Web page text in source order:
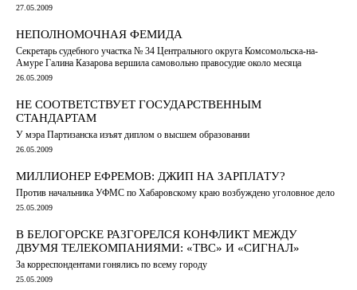
27.05.2009
НЕПОЛНОМОЧНАЯ ФЕМИДА
Секретарь судебного участка № 34 Центрального округа Комсомольска-на-
Амуре Галина Казарова вершила самовольно правосудие около месяца
26.05.2009
НЕ СООТВЕТСТВУЕТ ГОСУДАРСТВЕННЫМ
СТАНДАРТАМ
У мэра Партизанска изъят диплом о высшем образовании
26.05.2009
МИЛЛИОНЕР ЕФРЕМОВ: ДЖИП НА ЗАРПЛАТУ?
Против начальника УФМС по Хабаровскому краю возбуждено уголовное дело
25.05.2009
В БЕЛОГОРСКЕ РАЗГОРЕЛСЯ КОНФЛИКТ МЕЖДУ
ДВУМЯ ТЕЛЕКОМПАНИЯМИ: «ТВС» И «СИГНАЛ»
За корреспондентами гонялись по всему городу
25.05.2009